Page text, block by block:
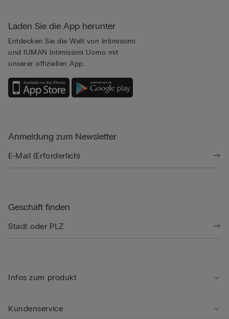
Laden Sie die App herunter
Entdecken Sie die Welt von Intimissimi
und IUMAN Intimissimi Uomo mit
unserer offiziellen App.
Anmeldung zum Newsletter
Geschäft finden
Infos zum produkt
Kundenservice